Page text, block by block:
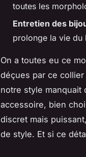
toutes les
Entretien des
prolonge la vie du
On a toutes eu ce
déçues par ce
notre style manquait
accessoire, bien
discret mais
de style. Et si ce